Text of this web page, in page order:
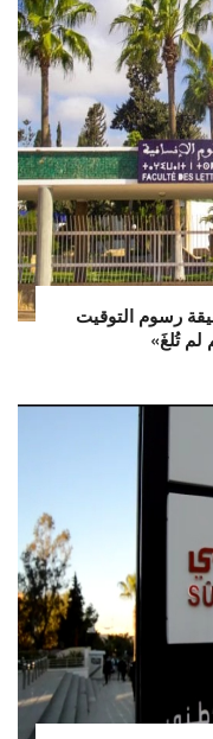
رسوم التوقيت
لم تُلغَ»